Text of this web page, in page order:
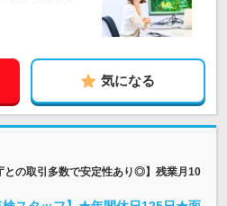
気になる
との取引多数で安定性あり◎】残業月10